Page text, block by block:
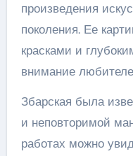
произведения
поколения. Ее
красками и
внимание
Збарская была
и неповторимой
работах можно